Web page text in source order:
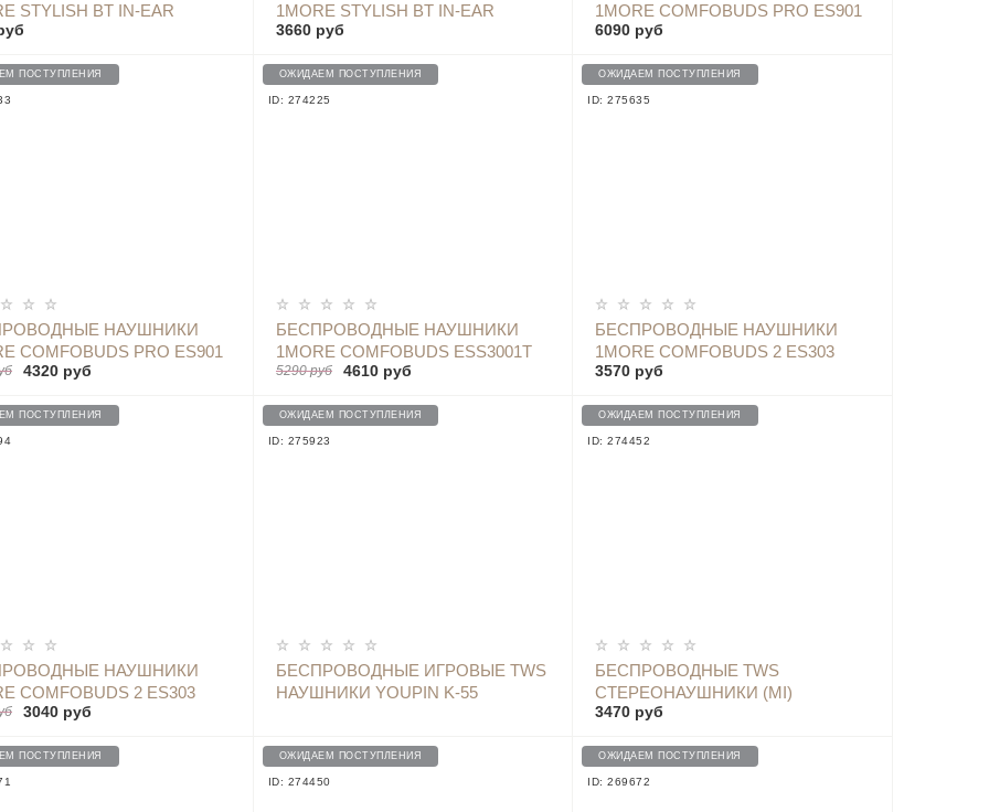
STYLISH BT IN-EAR
E1024BT, GREEN
1MORE STYLISH BT IN-EAR
HEADPHONES E1024BT, BLACK
3660 руб
1MORE COMFOBUDS PRO ES901
(ЧЕРНЫЙ)
6090 руб
ПОСТУПЛЕНИЯ
НАУШНИКИ
COMFOBUDS PRO ES901
4320 руб
ОПОВЕСТИТЬ
ОЖИДАЕМ ПОСТУПЛЕНИЯ
ID: 274225
БЕСПРОВОДНЫЕ НАУШНИКИ
1MORE COMFOBUDS ESS3001T
(БЕЛЫЙ)
5290 руб 4610 руб
ОПОВЕСТИТЬ
ОЖИДАЕМ ПОСТУПЛЕНИЯ
ID: 275635
БЕСПРОВОДНЫЕ НАУШНИКИ
1MORE COMFOBUDS 2 ES303
ЧЕРНЫЙ
3570 руб
ОПОВЕСТИТЬ
ПОСТУПЛЕНИЯ
НАУШНИКИ
COMFOBUDS 2 ES303
3040 руб
ОПОВЕСТИТЬ
ОЖИДАЕМ ПОСТУПЛЕНИЯ
ID: 275923
БЕСПРОВОДНЫЕ ИГРОВЫЕ TWS
НАУШНИКИ YOUPIN K-55
ОПОВЕСТИТЬ
ОЖИДАЕМ ПОСТУПЛЕНИЯ
ID: 274452
БЕСПРОВОДНЫЕ TWS
СТЕРЕОНАУШНИКИ (MI)
PADMATE PAMU SLIDE MINI,
3470 руб
ОПОВЕСТИТЬ
ПОСТУПЛЕНИЯ ОЖИДАЕМ ПОСТУПЛЕНИЯ
ID: 274450
ОЖИДАЕМ ПОСТУПЛЕНИЯ
ID: 269672